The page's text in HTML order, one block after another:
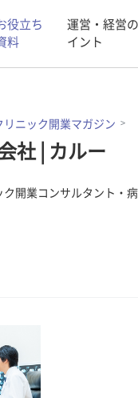
役立ち
料
運営・経営
イント
リニック開業マガジン
社 カルー
ク開業コンサルタント・